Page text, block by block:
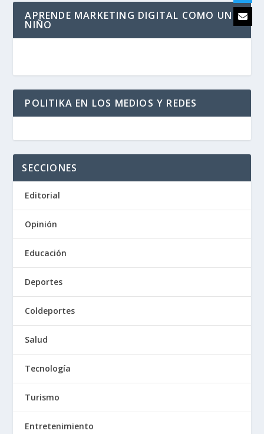
APRENDE MARKETING DIGITAL COMO UN
NIÑO
POLITIKA EN LOS MEDIOS Y REDES
SECCIONES
Editorial
Opinión
Educación
Deportes
Coldeportes
Salud
Tecnología
Turismo
Entretenimiento